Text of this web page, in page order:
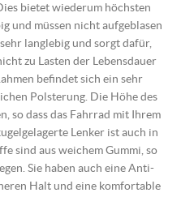
bietet wiederum höchsten
und müssen nicht aufgeblasen
langlebig und sorgt dafür,
zu Lasten der Lebensdauer
befindet sich ein sehr
Polsterung. Die Höhe des
so dass das Fahrrad mit Ihrem
Lenker ist auch in
sind aus weichem Gummi, so
Sie haben auch eine Anti-
Halt und eine komfortable